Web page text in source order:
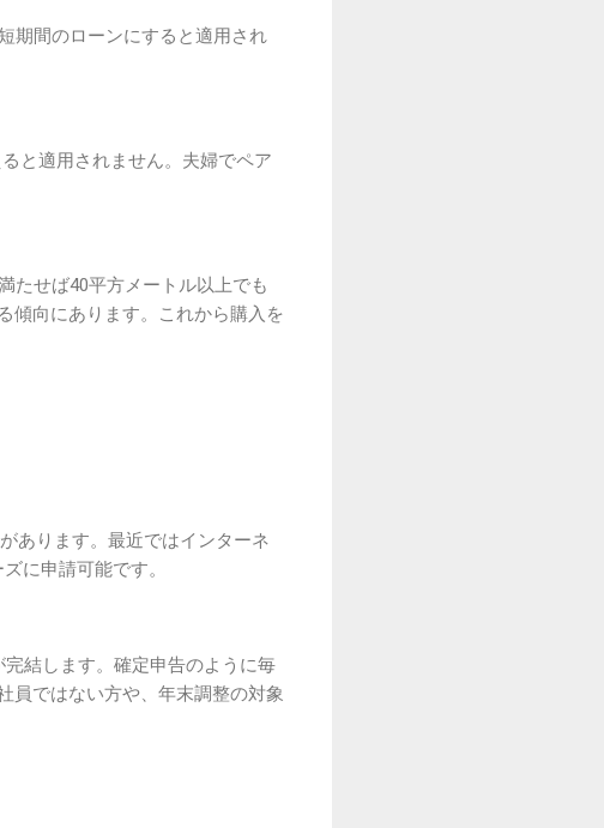
期間のローンにすると適用され
と適用されません。夫婦でペア
たせば40平方メートル以上でも
傾向にあります。これから購入を
あります。最近ではインターネ
に申請可能です。
結します。確定申告のように毎
員ではない方や、年末調整の対象